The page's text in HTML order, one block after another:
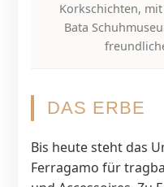
Korkschichten,
Bata
DAS ERBE
Bis heute steht das
Ferragamo für